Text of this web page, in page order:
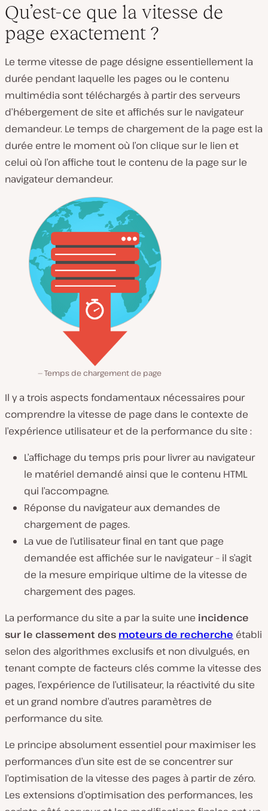
Qu’est-ce que la vitesse de
page exactement ?
Le terme vitesse de page désigne essentiellement la
durée pendant laquelle les pages ou le contenu
multimédia sont téléchargés à partir des serveurs
d’hébergement de site et affichés sur le navigateur
demandeur. Le temps de chargement de la page est la
durée entre le moment où l’on clique sur le lien et
celui où l’on affiche tout le contenu de la page sur le
navigateur demandeur.
Temps de chargement de page
Il y a trois aspects fondamentaux nécessaires pour
comprendre la vitesse de page dans le contexte de
l’expérience utilisateur et de la performance du site :
L’affichage du temps pris pour livrer au navigateur
le matériel demandé ainsi que le contenu HTML
qui l’accompagne.
Réponse du navigateur aux demandes de
chargement de pages.
La vue de l’utilisateur final en tant que page
demandée est affichée sur le navigateur – il s’agit
de la mesure empirique ultime de la vitesse de
chargement des pages.
La performance du site a par la suite une incidence
sur le classement des moteurs de recherche établi
selon des algorithmes exclusifs et non divulgués, en
tenant compte de facteurs clés comme la vitesse des
pages, l’expérience de l’utilisateur, la réactivité du site
et un grand nombre d’autres paramètres de
performance du site.
Le principe absolument essentiel pour maximiser les
performances d’un site est de se concentrer sur
l’optimisation de la vitesse des pages à partir de zéro.
Les extensions d’optimisation des performances, les